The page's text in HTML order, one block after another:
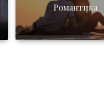
Романтика